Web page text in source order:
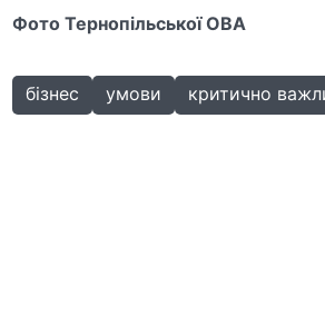
Фото Тернопільської ОВА
бізнес умови критично